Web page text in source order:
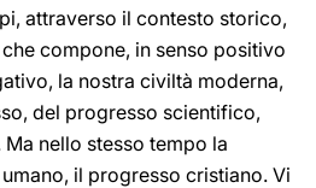
attraverso il contesto storico,
compone, in senso positivo
la nostra civiltà moderna,
del progresso scientifico,
nello stesso tempo la
il progresso cristiano. Vi